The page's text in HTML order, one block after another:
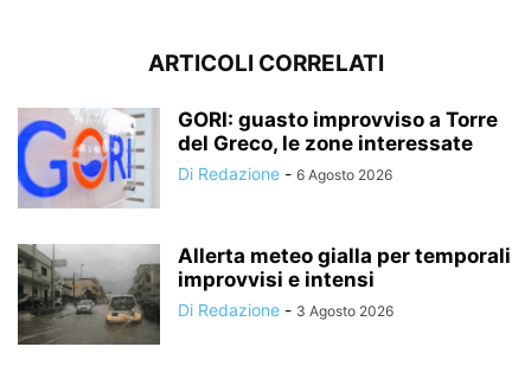
ARTICOLI CORRELATI
GORI: guasto improvviso a Torre
del Greco, le zone interessate
Di Redazione - 6 Agosto 2026
Allerta meteo gialla per temporali
improvvisi e intensi
Di Redazione - 3 Agosto 2026